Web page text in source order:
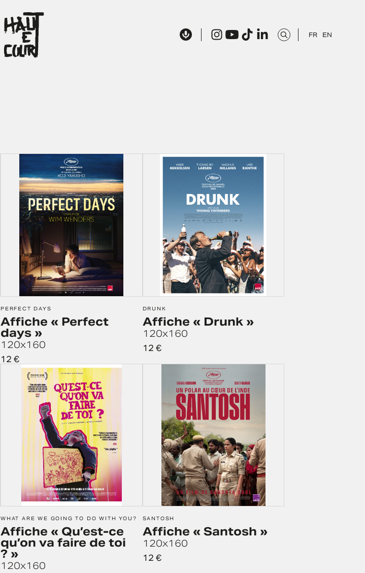
FR EN
PERFECT DAYS
Affiche « Perfect
days »
120x160
12 €
DRUNK
Affiche « Drunk »
120x160
12 €
WHAT ARE WE GOING TO DO WITH YOU?
Affiche « Qu’est-ce
qu’on va faire de toi
? »
120x160
SANTOSH
Affiche « Santosh »
120x160
12 €